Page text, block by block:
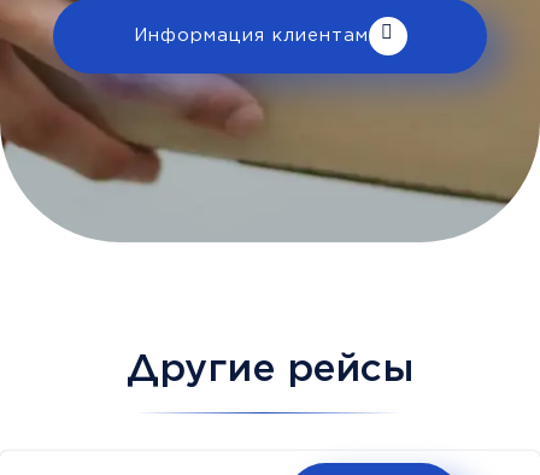
Информация клиентам
Другие рейсы